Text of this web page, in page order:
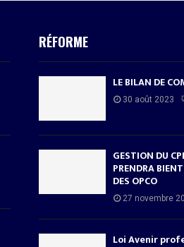
RÉFORME
LE BILAN DE
30 août 2023
GESTION DU
PRENDRA
DES OPCO
27 novembre
Loi Avenir